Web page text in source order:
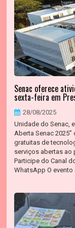
Senac oferece
sexta-feira em
28/08/2025
Unidade do Senac,
Aberta Senac
gratuitas de
serviços abertas ao
Participe do Canal
WhatsApp O evento